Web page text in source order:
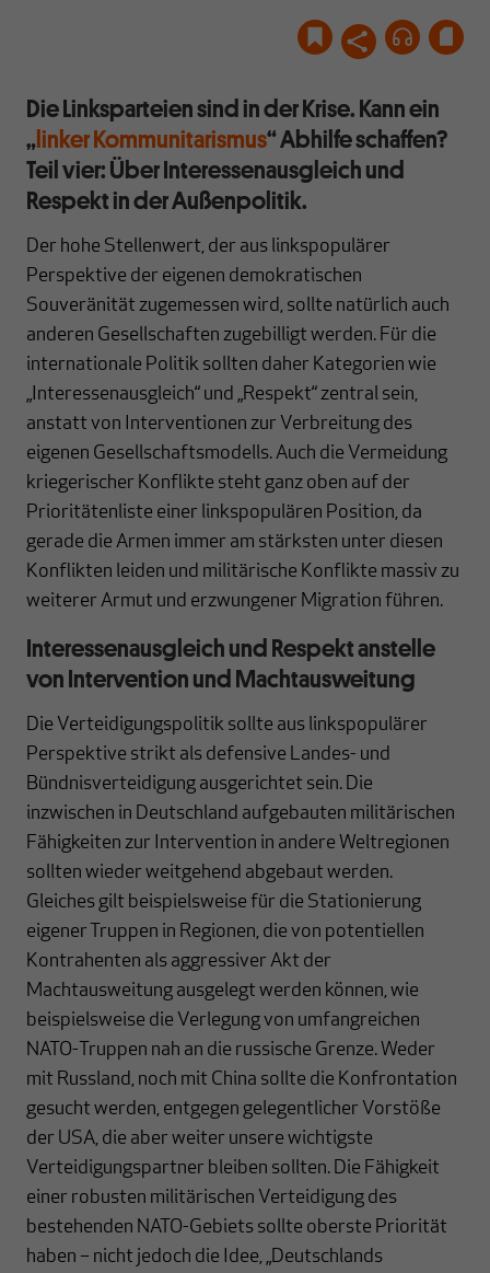
Die Linksparteien sind in der Krise. Kann ein
„linker Kommunitarismus“ Abhilfe schaffen?
Teil vier: Über Interessenausgleich und
Respekt in der Außenpolitik.
Der hohe Stellenwert, der aus linkspopulärer
Perspektive der eigenen demokratischen
Souveränität zugemessen wird, sollte natürlich auch
anderen Gesellschaften zugebilligt werden. Für die
internationale Politik sollten daher Kategorien wie
„Interessenausgleich“ und „Respekt“ zentral sein,
anstatt von Interventionen zur Verbreitung des
eigenen Gesellschaftsmodells. Auch die Vermeidung
kriegerischer Konflikte steht ganz oben auf der
Prioritätenliste einer linkspopulären Position, da
gerade die Armen immer am stärksten unter diesen
Konflikten leiden und militärische Konflikte massiv zu
weiterer Armut und erzwungener Migration führen.
Interessenausgleich und Respekt anstelle
von Intervention und Machtausweitung
Die Verteidigungspolitik sollte aus linkspopulärer
Perspektive strikt als defensive Landes- und
Bündnisverteidigung ausgerichtet sein. Die
inzwischen in Deutschland aufgebauten militärischen
Fähigkeiten zur Intervention in andere Weltregionen
sollten wieder weitgehend abgebaut werden.
Gleiches gilt beispielsweise für die Stationierung
eigener Truppen in Regionen, die von potentiellen
Kontrahenten als aggressiver Akt der
Machtausweitung ausgelegt werden können, wie
beispielsweise die Verlegung von umfangreichen
NATO-Truppen nah an die russische Grenze. Weder
mit Russland, noch mit China sollte die Konfrontation
gesucht werden, entgegen gelegentlicher Vorstöße
der USA, die aber weiter unsere wichtigste
Verteidigungspartner bleiben sollten. Die Fähigkeit
einer robusten militärischen Verteidigung des
bestehenden NATO-Gebiets sollte oberste Priorität
haben – nicht jedoch die Idee, „Deutschlands